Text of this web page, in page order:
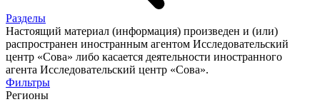
Разделы
Настоящий материал (информация) произведен и (или)
распространен иностранным агентом Исследовательский
центр «Сова» либо касается деятельности иностранного
агента Исследовательский центр «Сова».
Фильтры
Регионы